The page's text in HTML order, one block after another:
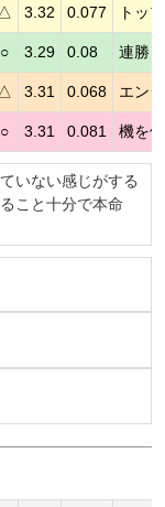
△ 3.32 0.077 トッ
○ 3.29 0.08 連勝
△ 3.31 0.068 エン
○ 3.31 0.081 機を
いない感じがする
こと十分で本命